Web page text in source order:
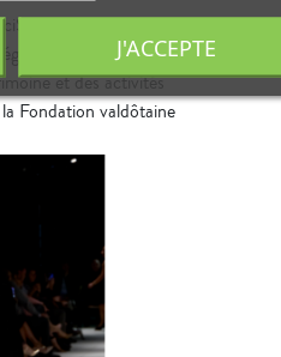
pour cette initiative
aux mannequins
et des activités
Fondation valdôtaine
J'ACCEPTE